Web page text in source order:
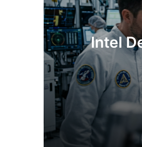
Intel
3 gün önce
Intel Dev Çipler